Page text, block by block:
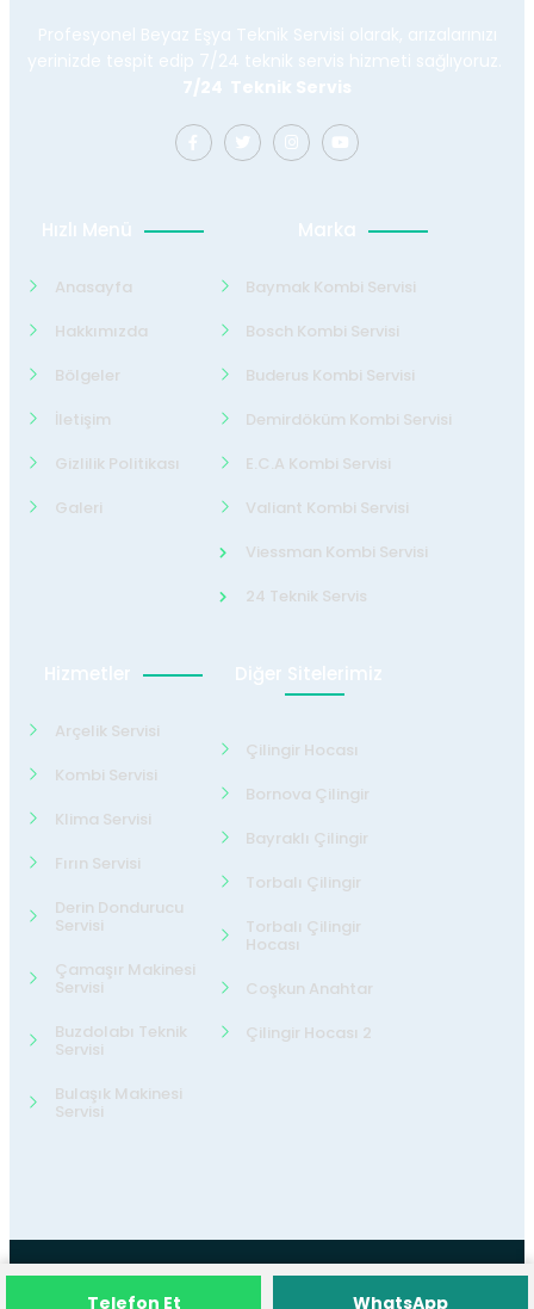
Profesyonel Beyaz Eşya Teknik Servisi olarak, arızalarınızı
yerinizde tespit edip 7/24 teknik servis hizmeti sağlıyoruz.
7/24 Teknik Servis
Hızlı Menü
Anasayfa
Hakkımızda
Bölgeler
İletişim
Gizlilik Politikası
Galeri
Marka
Baymak Kombi Servisi
Bosch Kombi Servisi
Buderus Kombi Servisi
Demirdöküm Kombi Servisi
E.C.A Kombi Servisi
Valiant Kombi Servisi
Viessman Kombi Servisi
24 Teknik Servis
Hizmetler
Arçelik Servisi
Kombi Servisi
Klima Servisi
Fırın Servisi
Derin Dondurucu
Servisi
Çamaşır Makinesi
Servisi
Buzdolabı Teknik
Servisi
Bulaşık Makinesi
Servisi
Diğer Sitelerimiz
Çilingir Hocası
Bornova Çilingir
Bayraklı Çilingir
Torbalı Çilingir
Torbalı Çilingir
Hocası
Coşkun Anahtar
Çilingir Hocası 2
©202624 Teknik ServisTüm Hakları
Telefon Et WhatsApp